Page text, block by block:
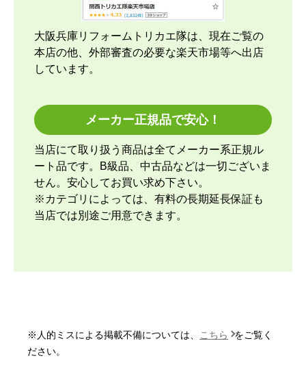
【注文からどのくらいで届きましたか？】
約2週間ですが、取付もお願いしたのでこの位の納
期になりました。
取付当日の午前中に1回、取付開始時間前に1回工事
スタッフさんから連絡して頂きました。取付け開始
前にも丁寧な説明があり、取付けている最中も細か
い箇所まで確認をしながら進めてくれて、古いエア
コンの取外しと回収に関しても資料を見せながら説
明して貰ったので納得できました。良いスタッフさ
んに来て貰ったと思っています。エアコンなのでし
ばらく取り換える事はないですが、次にエアコンを
大阪兵庫リフォームトリカエ隊は、現在ご覧の
本店の他、外部審査の必要な楽天市場等へ出店
しています。
メーカー正規品で安心！
当店にて取り扱う商品は全てメーカー系正規ル
ート品です。B級品、中古品などは一切ございま
せん。安心してお買い求め下さい。
※カテゴリによっては、有料の長期延長保証も
当店では別途ご用意できます。
※人的ミスによる掲載不備については、 こちら
をご覧く
ださい。